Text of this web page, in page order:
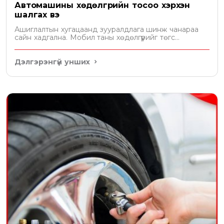
Автомашины хөдөлгүүрийн тосоо хэрхэн
шалгах вэ
Ашиглалтын хугацаанд зууралдлага шинж чанараа
сайн хадгална. Мобил таны хөдөлгүүрийг төгс
Дэлгэрэнгүй унших